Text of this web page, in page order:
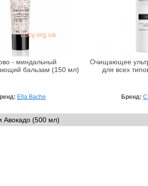
- миндальный
бальзам (150 мл)
Ella Bache
Очищающее
для всех
Бренд:
(500 мл)